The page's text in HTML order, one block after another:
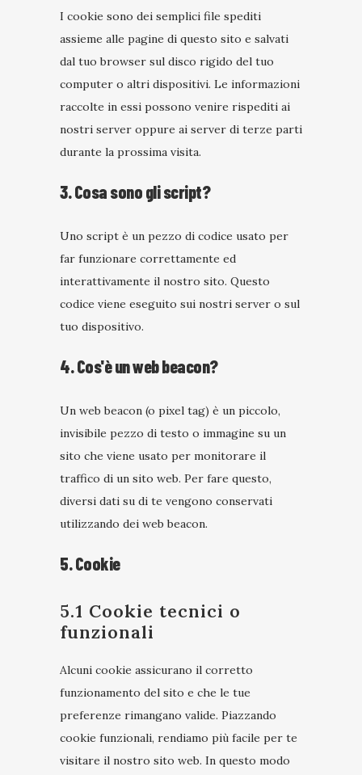
I cookie sono dei semplici file spediti
assieme alle pagine di questo sito e salvati
dal tuo browser sul disco rigido del tuo
computer o altri dispositivi. Le informazioni
raccolte in essi possono venire rispediti ai
nostri server oppure ai server di terze parti
durante la prossima visita.
3. Cosa sono gli script?
Uno script è un pezzo di codice usato per
far funzionare correttamente ed
interattivamente il nostro sito. Questo
codice viene eseguito sui nostri server o sul
tuo dispositivo.
4. Cos'è un web beacon?
Un web beacon (o pixel tag) è un piccolo,
invisibile pezzo di testo o immagine su un
sito che viene usato per monitorare il
traffico di un sito web. Per fare questo,
diversi dati su di te vengono conservati
utilizzando dei web beacon.
5. Cookie
5.1 Cookie tecnici o
funzionali
Alcuni cookie assicurano il corretto
funzionamento del sito e che le tue
preferenze rimangano valide. Piazzando
cookie funzionali, rendiamo più facile per te
visitare il nostro sito web. In questo modo